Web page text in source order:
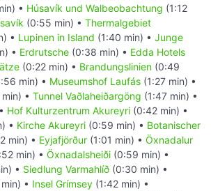
• Húsavík und Walbeobachtung (1:12
(0:55 min) • Thermalgebiet
• Lupinen in Island (1:40 min) • Junge
• Erdrutsche (0:38 min) • Edda Hotels
(0:22 min) • Brandungslinien (0:49
min) • Museumshof Laufás (1:27 min) •
• Tunnel Vaðlaheiðargöng (1:47 min) •
Hof Kulturzentrum Akureyri (0:42 min) •
• Kirche Akureyri (0:59 min) • Botanischer
min) • Eyjafjörður (1:01 min) • Öxnadalur
min) • Öxnadalsheiði (0:59 min) •
• Siedlung Varmahlíð (0:30 min) •
• Insel Grímsey (1:42 min) •